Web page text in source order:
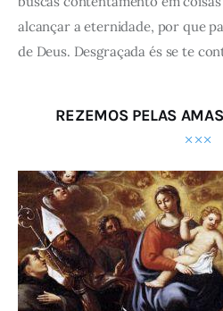
alcançar a eternidade, por que
de Deus. Desgraçada és se te
REZEMOS PELAS